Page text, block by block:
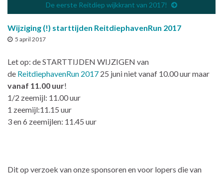
De eerste Reitdiep wijkkrant van 2017!
Wijziging (!) starttijden ReitdiephavenRun 2017
5 april 2017
Let op: de STARTTIJDEN WIJZIGEN van
de ReitdiephavenRun 2017 25 juni niet vanaf 10.00 uur maar
vanaf 11.00 uur!
1/2 zeemijl: 11.00 uur
1 zeemijl:11.15 uur
3 en 6 zeemijlen: 11.45 uur
Dit op verzoek van onze sponsoren en voor lopers die van